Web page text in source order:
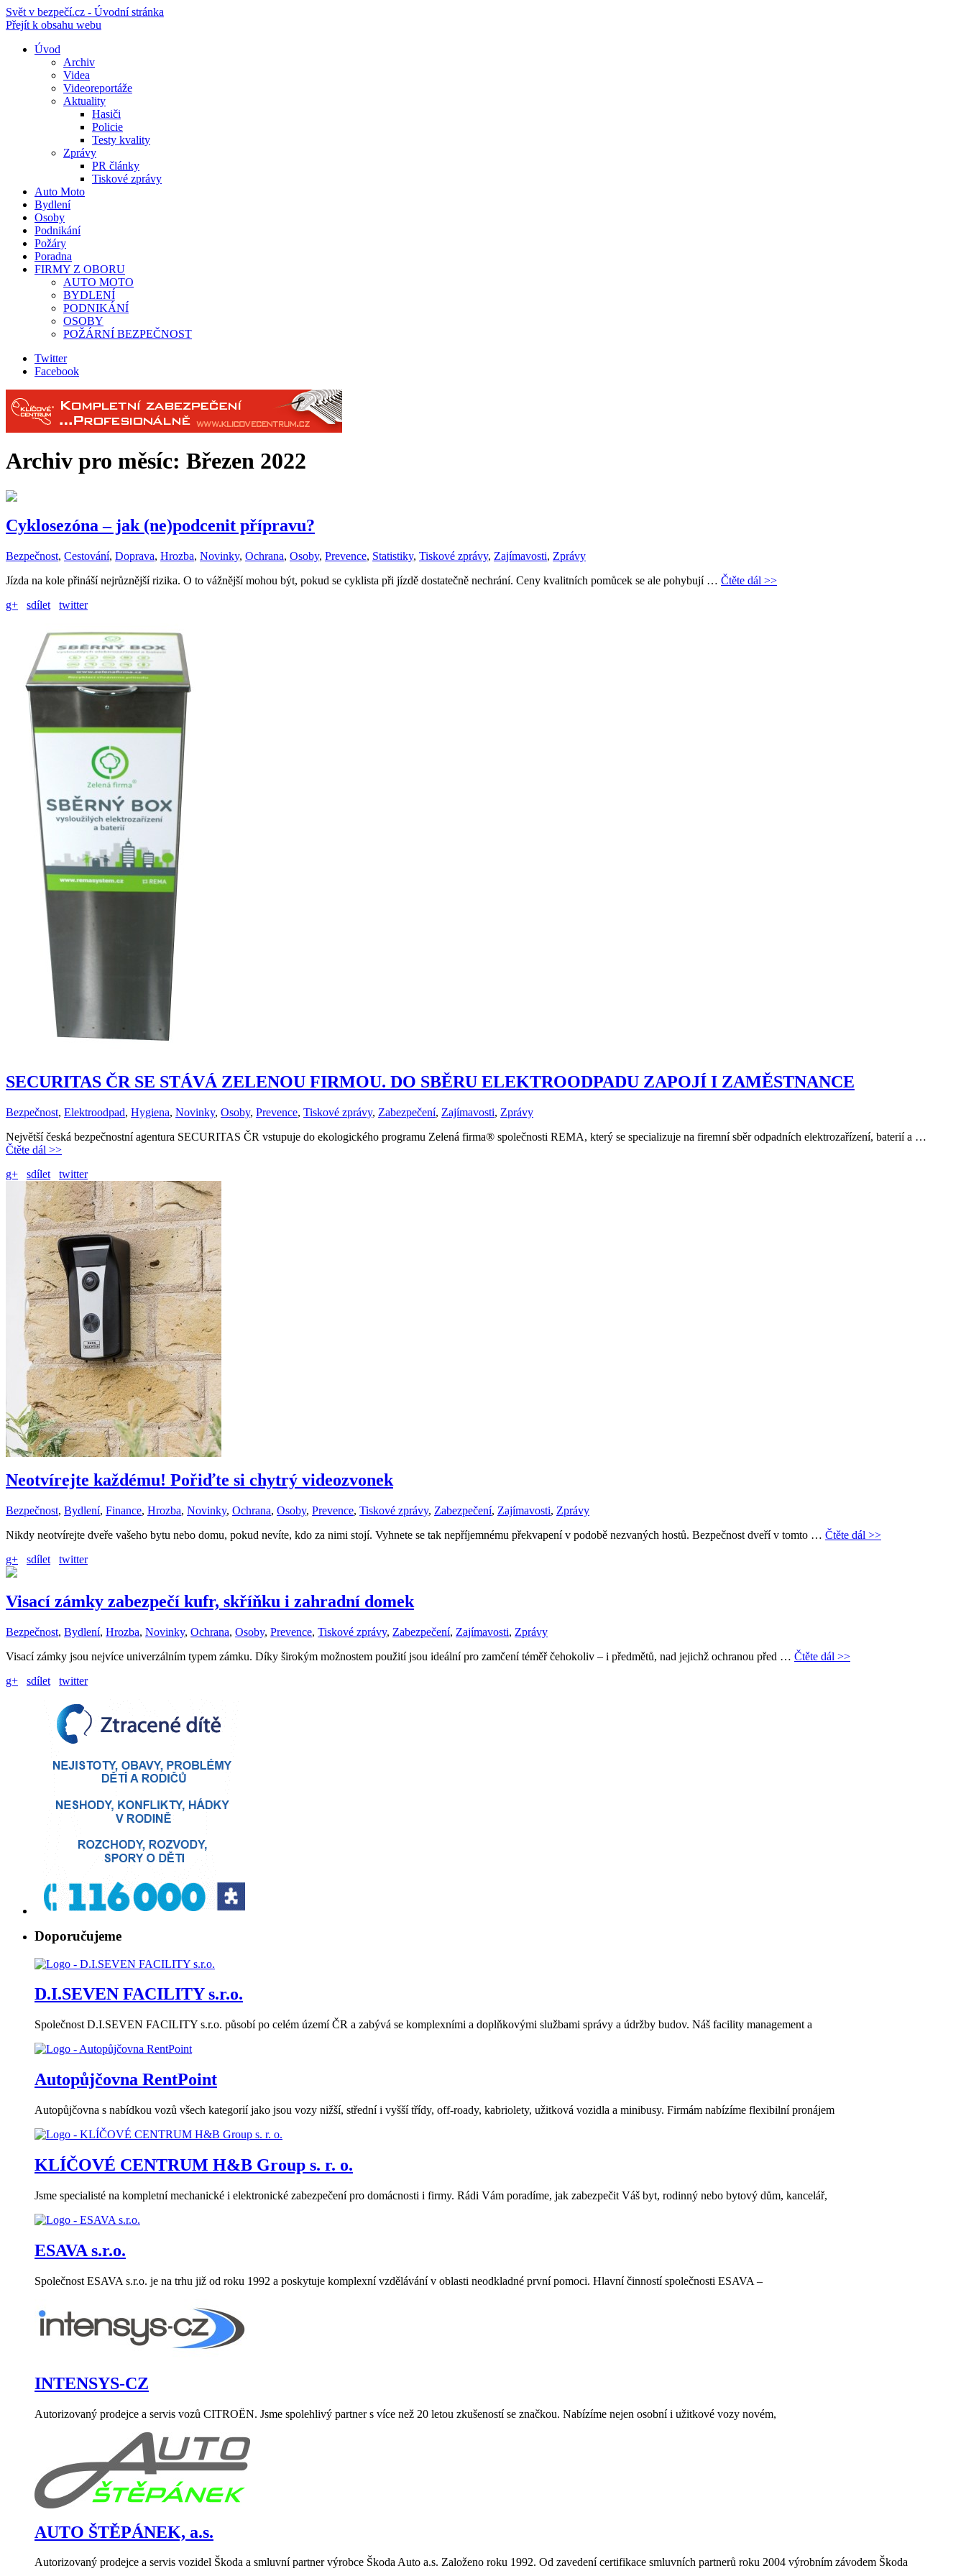
Svět v bezpečí.cz - Úvodní stránka
Přejít k obsahu webu
Úvod
Archiv
Videa
Videoreportáže
Aktuality
Hasiči
Policie
Testy kvality
Zprávy
PR články
Tiskové zprávy
Auto Moto
Bydlení
Osoby
Podnikání
Požáry
Poradna
FIRMY Z OBORU
AUTO MOTO
BYDLENÍ
PODNIKÁNÍ
OSOBY
POŽÁRNÍ BEZPEČNOST
Twitter
Facebook
Archiv pro měsíc: Březen 2022
Cyklosezóna – jak (ne)podcenit přípravu?
Bezpečnost, Cestování, Doprava, Hrozba, Novinky, Ochrana, Osoby, Prevence, Statistiky, Tiskové zprávy, Zajímavosti, Zprávy
Jízda na kole přináší nejrůznější rizika. O to vážnější mohou být, pokud se cyklista při jízdě dostatečně nechrání. Ceny kvalitních pomůcek se ale pohybují … Čtěte dál >>
g+
sdílet twitter
SECURITAS ČR SE STÁVÁ ZELENOU FIRMOU. DO SBĚRU ELEKTROODPADU ZAPOJÍ I ZAMĚSTNANCE
Bezpečnost, Elektroodpad, Hygiena, Novinky, Osoby, Prevence, Tiskové zprávy, Zabezpečení, Zajímavosti, Zprávy
Největší česká bezpečnostní agentura SECURITAS ČR vstupuje do ekologického programu Zelená firma® společnosti REMA, který se specializuje na firemní sběr odpadních elektrozařízení, baterií a …
Čtěte dál >>
g+
sdílet twitter
Neotvírejte každému! Pořiďte si chytrý videozvonek
Bezpečnost, Bydlení, Finance, Hrozba, Novinky, Ochrana, Osoby, Prevence, Tiskové zprávy, Zabezpečení, Zajímavosti, Zprávy
Nikdy neotvírejte dveře vašeho bytu nebo domu, pokud nevíte, kdo za nimi stojí. Vyhnete se tak nepříjemnému překvapení v podobě nezvaných hostů. Bezpečnost dveří v tomto … Čtěte dál >>
g+
sdílet twitter
Visací zámky zabezpečí kufr, skříňku i zahradní domek
Bezpečnost, Bydlení, Hrozba, Novinky, Ochrana, Osoby, Prevence, Tiskové zprávy, Zabezpečení, Zajímavosti, Zprávy
Visací zámky jsou nejvíce univerzálním typem zámku. Díky širokým možnostem použití jsou ideální pro zamčení téměř čehokoliv – i předmětů, nad jejichž ochranou před … Čtěte dál >>
g+
sdílet twitter
Doporučujeme
D.I.SEVEN FACILITY s.r.o.
Společnost D.I.SEVEN FACILITY s.r.o. působí po celém území ČR a zabývá se komplexními a doplňkovými službami správy a údržby budov. Náš facility management a
Autopůjčovna RentPoint
Autopůjčovna s nabídkou vozů všech kategorií jako jsou vozy nižší, střední i vyšší třídy, off-roady, kabriolety, užitková vozidla a minibusy. Firmám nabízíme flexibilní pronájem
KLÍČOVÉ CENTRUM H&B Group s. r. o.
Jsme specialisté na kompletní mechanické i elektronické zabezpečení pro domácnosti i firmy. Rádi Vám poradíme, jak zabezpečit Váš byt, rodinný nebo bytový dům, kancelář,
ESAVA s.r.o.
Společnost ESAVA s.r.o. je na trhu již od roku 1992 a poskytuje komplexní vzdělávání v oblasti neodkladné první pomoci. Hlavní činností společnosti ESAVA –
INTENSYS-CZ
Autorizovaný prodejce a servis vozů CITROËN. Jsme spolehlivý partner s více než 20 letou zkušeností se značkou. Nabízíme nejen osobní i užitkové vozy novém,
AUTO ŠTĚPÁNEK, a.s.
Autorizovaný prodejce a servis vozidel Škoda a smluvní partner výrobce Škoda Auto a.s. Založeno roku 1992. Od zavedení certifikace smluvních partnerů roku 2004 výrobním závodem Škoda